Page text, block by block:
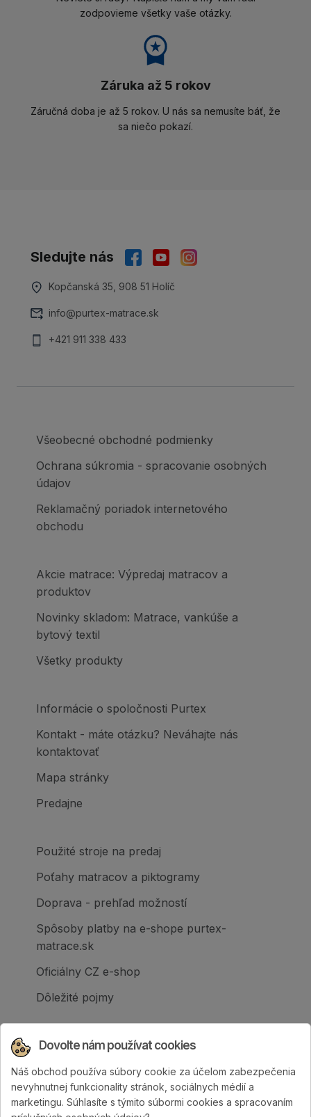
zodpovieme všetky vaše otázky.
Záruka až 5 rokov
Záručná doba je až 5 rokov. U nás sa nemusíte báť, že
sa niečo pokazí.
Sledujte nás
Kopčanská 35, 908 51 Holíč
info@purtex-matrace.sk
+421 911 338 433
Všeobecné obchodné podmienky
Ochrana súkromia - spracovanie osobných
údajov
Reklamačný poriadok internetového
obchodu
Akcie matrace: Výpredaj matracov a
produktov
Novinky skladom: Matrace, vankúše a
bytový textil
Všetky produkty
Informácie o spoločnosti Purtex
Kontakt - máte otázku? Neváhajte nás
kontaktovať
Mapa stránky
Predajne
Použité stroje na predaj
Poťahy matracov a piktogramy
Doprava - prehľad možností
Spôsoby platby na e-shope purtex-
matrace.sk
Oficiálny CZ e-shop
Dôležité pojmy
Spoločnosť PURTEX s.r.o., založená v roku
1995, je popredným slovenským výrobcom
postelí a klinicky hodnotených matracov.
Dovolte nám používat cookies
Náš obchod používa súbory cookie za účelom zabezpečenia
nevyhnutnej funkcionality stránok, sociálnych médií a
marketingu. Súhlasíte s týmito súbormi cookies a spracovaním